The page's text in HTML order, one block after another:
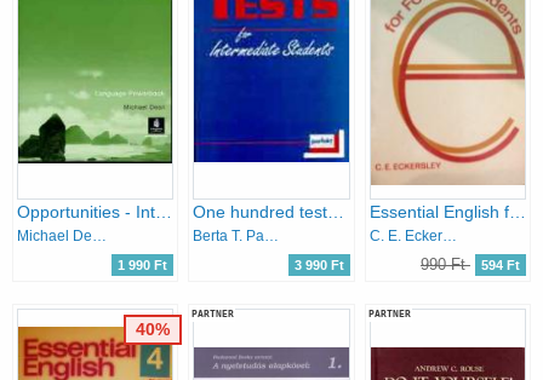
Michael Dean
1 990 Ft
Berta T. Pappné Haron I.
3 990 Ft
Essential English for Foreign Students Book 3.
C. E. Eckersley
990 Ft 594 Ft
40%
PARTNER PARTNER